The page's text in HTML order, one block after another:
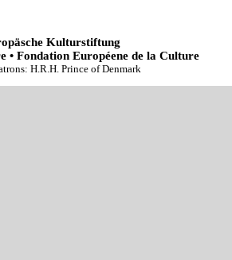
Kulturstiftung
Fondation Européene de la Culture
H.R.H. Prince of Denmark